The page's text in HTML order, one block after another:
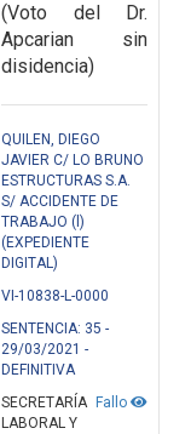
(Voto del Dr.
Apcarian sin
disidencia)
QUILEN, DIEGO
JAVIER C/ LO BRUNO
ESTRUCTURAS S.A.
S/ ACCIDENTE DE
TRABAJO (l)
(EXPEDIENTE
DIGITAL)
VI-10838-L-0000
SENTENCIA: 35 -
29/03/2021 -
DEFINITIVA
Fallo
SECRETARÍA
LABORAL Y